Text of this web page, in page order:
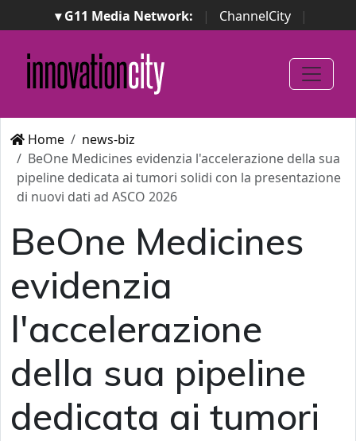
▾ G11 Media Network: | ChannelCity
|
ImpresaCity | SecurityOpenLab | Italian Channel
Awards
Italian Project Awards
Italian Security
Awards
Home
news-biz
BeOne Medicines evidenzia l'accelerazione della sua
pipeline dedicata ai tumori solidi con la presentazione
di nuovi dati ad ASCO 2026
BeOne Medicines
evidenzia
l'accelerazione
della sua pipeline
dedicata ai tumori